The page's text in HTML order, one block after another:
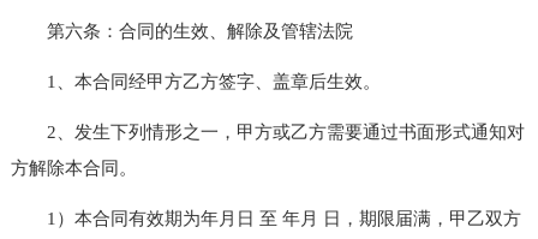
第六条：合同的生效、解除及管辖法院
1、本合同经甲方乙方签字、盖章后生效。
2、发生下列情形之一，甲方或乙方需要通过书面形式通知对
方解除本合同。
1）本合同有效期为年月日 至 年月 日，期限届满，甲乙双方